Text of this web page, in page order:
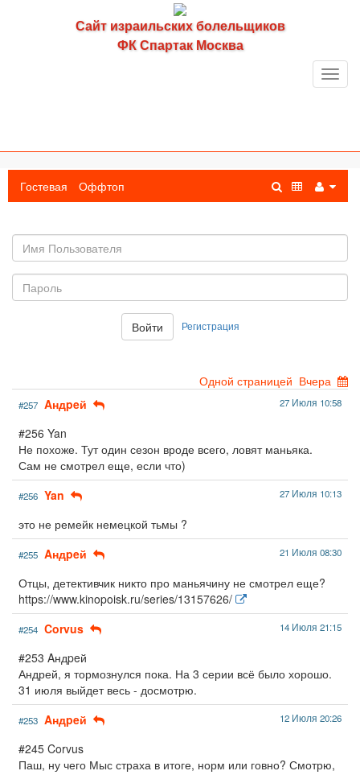
Сайт израильских болельщиков
ФК Спартак Москва
Гостевая Оффтоп
пользователя
Войти Регистрация
Одной страницей Вчера
#257 Aндpeй 27 Июля 10:58
#256 Yan
Не похоже. Тут один сезон вроде всего, ловят маньяка.
Сам не смотрел еще, если что)
#256 Yan 27 Июля 10:13
это не ремейк немецкой тьмы ?
#255 Aндpeй 21 Июля 08:30
Отцы, детективчик никто про маньячину не смотрел еще?
https://www.kinopoisk.ru/series/13157626/
#254 Corvus 14 Июля 21:15
#253 Aндpeй
Андрей, я тормознулся пока. На 3 серии всё было хорошо.
31 июля выйдет весь - досмотрю.
#253 Aндpeй 12 Июля 20:26
#245 Corvus
Паш, ну чего Мыс страха в итоге, норм или говно? Смотрю,